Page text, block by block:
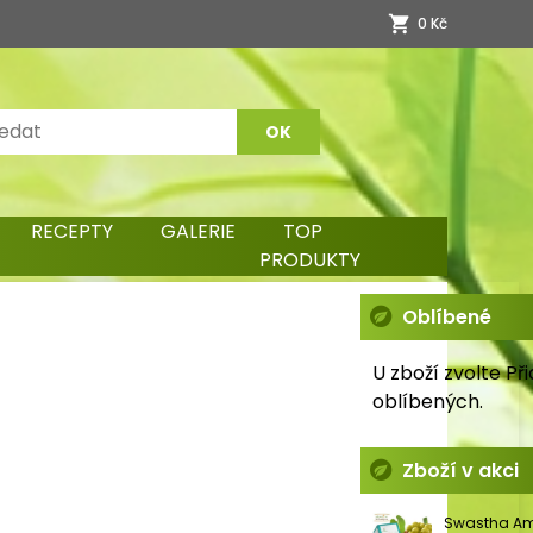
0 Kč
RECEPTY GALERIE
TOP
PRODUKTY
Oblíbené
U zboží zvolte
oblíbených.
Zboží v akci
Swastha